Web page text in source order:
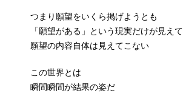
つまり願望をいくら掲げようとも
「願望がある」という現実だけが見えて
願望の内容自体は見えてこない
この世界とは
瞬間瞬間が結果の姿だ